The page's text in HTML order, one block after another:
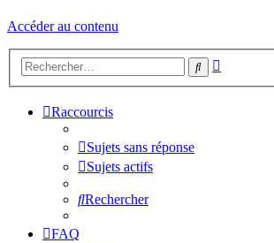
Accéder au contenu
Rechercher
Raccourcis
Sujets sans réponse
Sujets actifs
Rechercher
FAQ